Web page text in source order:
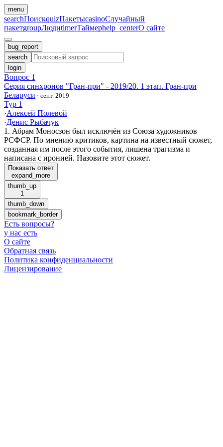
menu
searchПоискquizПакетыcasinoСлучайный
пакетgroupЛюдиtimerТаймерhelp_centerО сайте
bug_report
search
login
Вопрос 1
Серия синхронов "Гран-при" - 2019/20. 1 этап. Гран-при
Беларуси · сент. 2019
Тур 1
·Алексей Полевой
·Денис Рыбачук
1. Абрам Моносзон был исключён из Союза художников
РСФСР. По мнению критиков, картина на известный сюжет,
созданная им после этого события, лишена трагизма и
написана с иронией. Назовите этот сюжет.
Показать ответ
expand_more
thumb_up
1
thumb_down
bookmark_border
Есть вопросы?
у нас есть
О сайте
Обратная связь
Политика конфиденциальности
Лицензирование